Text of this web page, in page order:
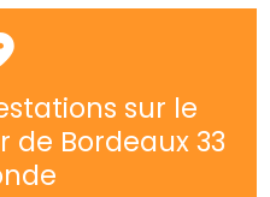
sur le
de Bordeaux 33